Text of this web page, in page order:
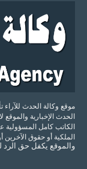
الحدث الإخبارية
الكاتب كامل المسؤولية
الملكية أو حقوق
والموقع يكفل حق الرد